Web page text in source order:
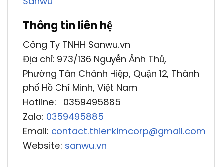
Thông tin liên hệ
Công Ty TNHH Sanwu.vn
Địa chỉ: 973/136 Nguyễn Ảnh Thủ,
Phường Tân Chánh Hiệp, Quận 12, Thành
phố Hồ Chí Minh, Việt Nam
Hotline: 0359495885
Zalo: 0359495885
Email: contact.thienkimcorp@gmail.com
Website: sanwu.vn